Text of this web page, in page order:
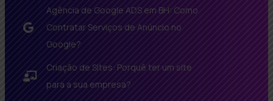
Agência de Google ADS em BH: Como
Contratar Serviços de Anúncio no
Google?
Criação de Sites: Porquê ter um site
para a sua empresa?